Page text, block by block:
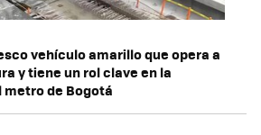
vehículo amarillo que opera a
y tiene un rol clave en la
de Bogotá